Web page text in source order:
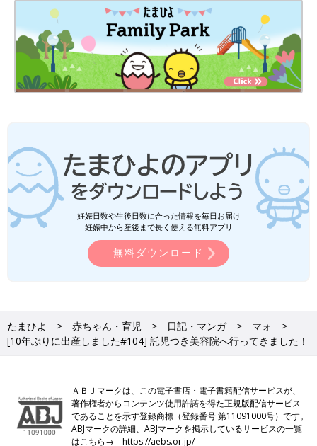
妊娠日数や生後日数に合った情報を毎日お届け
妊娠中から産後まで長く使える無料アプリ
無料ダウンロード
たまひよ 赤ちゃん・育児 日記・マンガ
マォ
[10年ぶりに出産しました#104] 託児つき美容院へ行ってきました！
ＡＢＪマークは、この電子書店・電子書籍配信サービスが、
著作権者からコンテンツ使用許諾を得た正規版配信サービス
であることを示す登録商標（登録番号 第11091000号）です。
ABJマークの詳細、ABJマークを掲示しているサービスの一覧
はこちら→https://aebs.or.jp/